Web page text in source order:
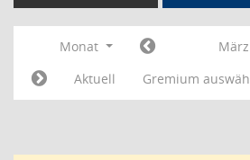
Monat März
Aktuell
Gremium